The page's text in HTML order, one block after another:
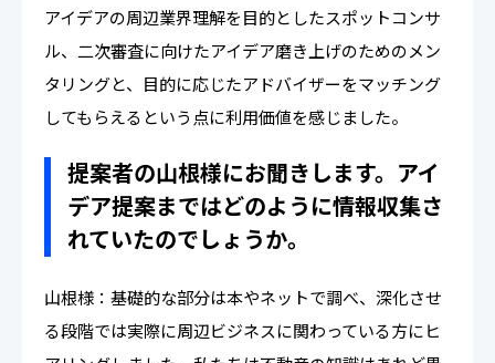
アイデアの周辺業界理解を目的としたスポットコンサ
ル、二次審査に向けたアイデア磨き上げのためのメン
タリングと、目的に応じたアドバイザーをマッチング
してもらえるという点に利用価値を感じました。
提案者の山根様にお聞きします。アイ
デア提案まではどのように情報収集さ
れていたのでしょうか。
山根様：基礎的な部分は本やネットで調べ、深化させ
る段階では実際に周辺ビジネスに関わっている方にヒ